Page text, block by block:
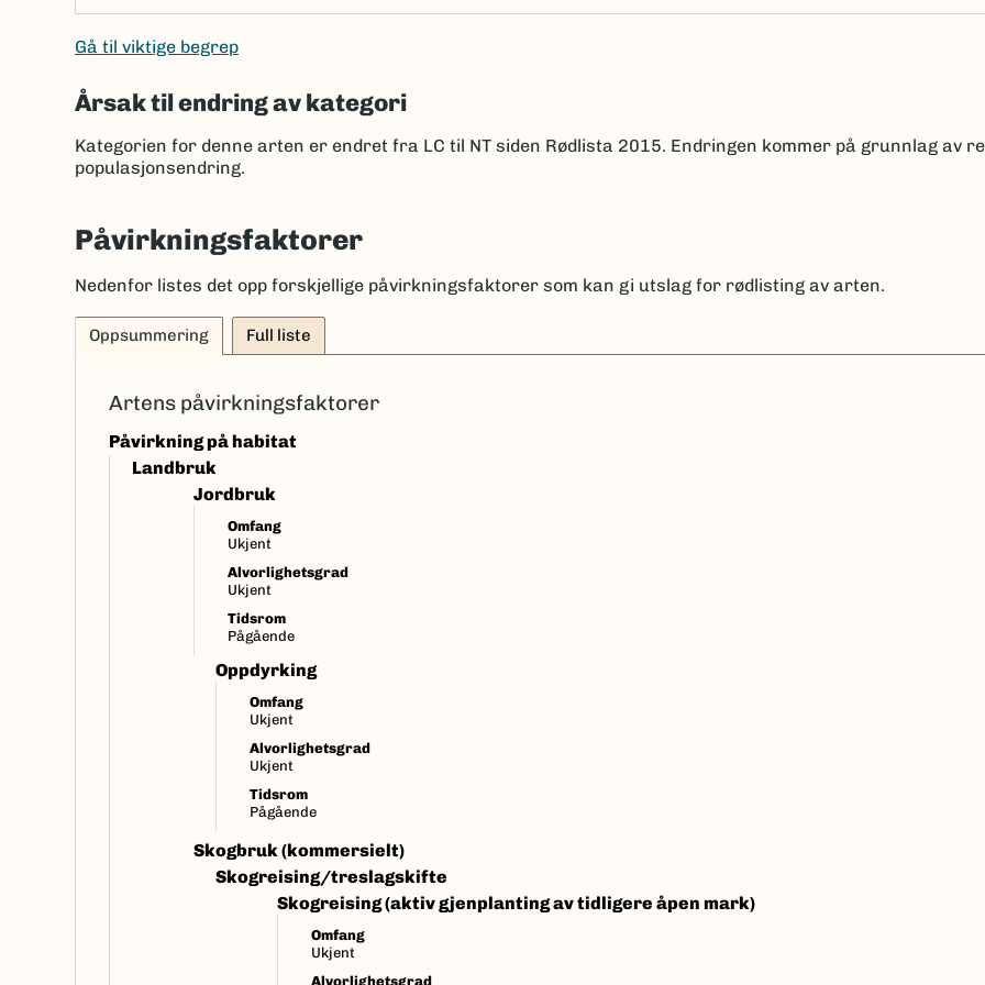
Gå til viktige begrep
Årsak til endring av kategori
Kategorien for denne arten er endret fra LC til NT siden Rødlista 2015. Endringen kommer på grunnlag av
populasjonsendring.
Påvirkningsfaktorer
Nedenfor listes det opp forskjellige påvirkningsfaktorer som kan gi utslag for rødlisting av arten.
Oppsummering Full liste
Artens påvirkningsfaktorer
Påvirkning på habitat
Landbruk
Jordbruk
Omfang
Ukjent
Alvorlighetsgrad
Ukjent
Tidsrom
Pågående
Oppdyrking
Omfang
Ukjent
Alvorlighetsgrad
Ukjent
Tidsrom
Pågående
Skogbruk (kommersielt)
Skogreising/treslagskifte
Skogreising (aktiv gjenplanting av tidligere åpen mark)
Omfang
Ukjent
Alvorlighetsgrad